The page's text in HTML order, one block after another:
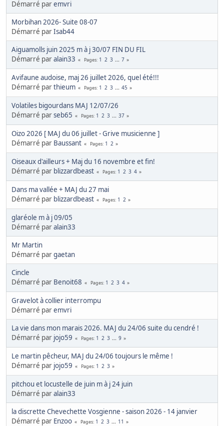
Démarré paremvri
Morbihan 2026- Suite 08-07
Démarré parIsab44
Aiguamolls juin 2025 m à j 30/07 FIN DU FIL
Démarré paralain33 Pages 1 2 3 ... 7
Avifaune audoise, maj 26 juillet 2026, quel été!!!
Démarré parthieum Pages 1 2 3 ... 45
Volatiles bigourdans MAJ 12/07/26
Démarré parseb65 Pages 1 2 3 ... 37
Oizo 2026 [ MAJ du 06 juillet - Grive musicienne ]
Démarré par Baussant Pages 1 2
Oiseaux d'ailleurs + Maj du 16 novembre et fin!
Démarré par blizzardbeast Pages 1 2 3 4
Dans ma vallée + MAJ du 27 mai
Démarré par blizzardbeast Pages 1 2
glaréole m à j 09/05
Démarré paralain33
Mr Martin
Démarré pargaetan
Cincle
Démarré par Benoit68 Pages 1 2 3 4
Gravelot à collier interrompu
Démarré paremvri
La vie dans mon marais 2026. MAJ du 24/06 suite du cendré !
Démarré par jojo59 Pages 1 2 3 ... 9
Le martin pêcheur, MAJ du 24/06 toujours le même !
Démarré par jojo59 Pages 1 2 3
pitchou et locustelle de juin m à j 24 juin
Démarré paralain33
la discrette Chevechette Vosgienne - saison 2026 - 14 janvier
Démarré par Enzoo Pages 1 2 3 ... 11